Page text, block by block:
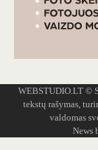
WEBSTUDIO.LT ©
tekstų rašymas,
valdomas
News